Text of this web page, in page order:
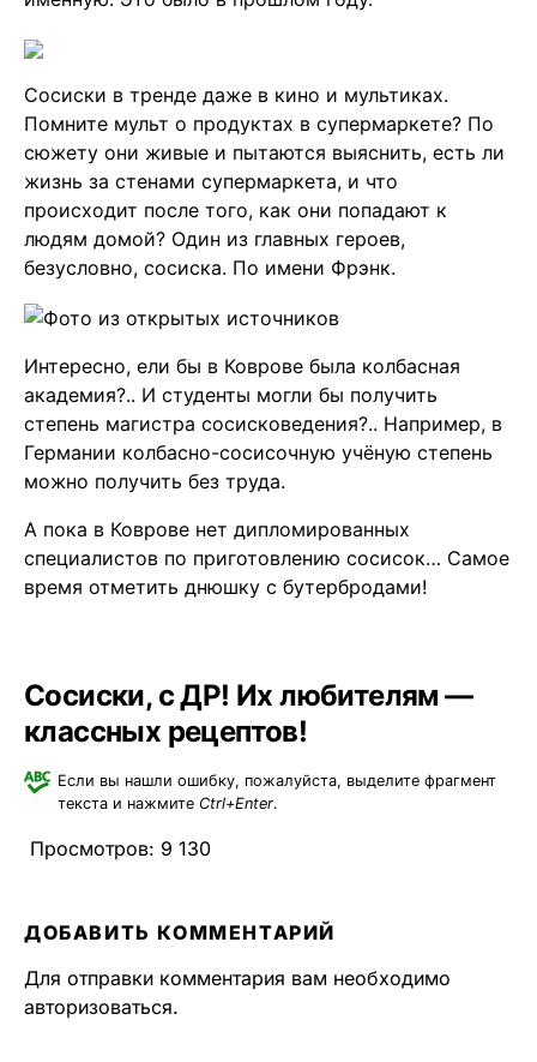
Сосиски в тренде даже в кино и мультиках.
Помните мульт о продуктах в супермаркете? По
сюжету они живые и пытаются выяснить, есть ли
жизнь за стенами супермаркета, и что
происходит после того, как они попадают к
людям домой? Один из главных героев,
безусловно, сосиска. По имени Фрэнк.
Интересно, ели бы в Коврове была колбасная
академия?.. И студенты могли бы получить
степень магистра сосисковедения?.. Например, в
Германии колбасно-сосисочную учёную степень
можно получить без труда.
А пока в Коврове нет дипломированных
специалистов по приготовлению сосисок… Самое
время отметить днюшку с бутербродами!
Сосиски, с ДР! Их любителям —
классных рецептов!
Если вы нашли ошибку, пожалуйста, выделите фрагмент
текста и нажмите Ctrl+Enter.
Просмотров: 9 130
ДОБАВИТЬ КОММЕНТАРИЙ
Для отправки комментария вам необходимо
авторизоваться.